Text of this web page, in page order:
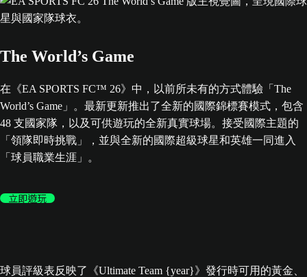
The World’s Game
在《EA SPORTS FC™ 26》中，以前所未有的方式體驗「The
World’s Game」。最新更新推出了全新的國際錦標賽模式，包含
48 支國家隊，以及可供遊玩的全新真實球場。接受國際主題的
「領隊即時挑戰」，並與全新的國際超級球星和英雄一同進入
「球員職業生涯」。
立即遊玩
球員評級表反映了《Ultimate Team {year}》發行時可用的黃金、